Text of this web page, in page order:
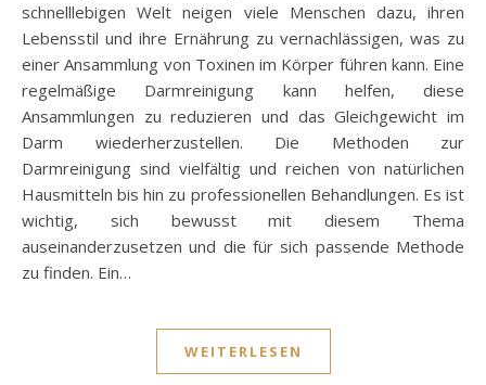
schnelllebigen Welt neigen viele Menschen dazu, ihren
Lebensstil und ihre Ernährung zu vernachlässigen, was zu
einer Ansammlung von Toxinen im Körper führen kann. Eine
regelmäßige Darmreinigung kann helfen, diese
Ansammlungen zu reduzieren und das Gleichgewicht im
Darm wiederherzustellen. Die Methoden zur
Darmreinigung sind vielfältig und reichen von natürlichen
Hausmitteln bis hin zu professionellen Behandlungen. Es ist
wichtig, sich bewusst mit diesem Thema
auseinanderzusetzen und die für sich passende Methode
zu finden. Ein…
WEITERLESEN